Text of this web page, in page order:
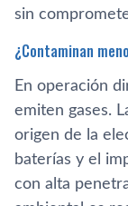
sin
¿Contaminan
En operación
emiten gases.
origen de la
baterías y el
con alta